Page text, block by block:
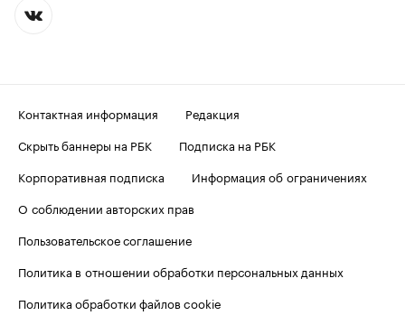
Контактная информация
Редакция
Скрыть баннеры на РБК
Подписка на РБК
Корпоративная подписка
Информация об ограничениях
О соблюдении авторских прав
Пользовательское соглашение
Политика в отношении обработки персональных данных
Политика обработки файлов cookie